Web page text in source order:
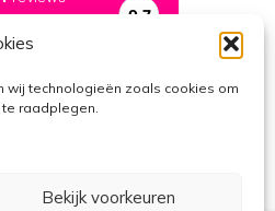
wij technologieën zoals cookies om
raadplegen.
Bekijk voorkeuren